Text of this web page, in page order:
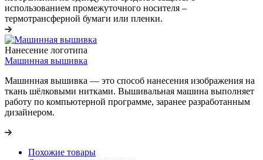
использованием промежуточного носителя –
термотрансферной бумаги или пленки.
Нанесение логотипа
Машинная вышивка
Машинная вышивка — это способ нанесения изображения на
ткань шёлковыми нитками. Вышивальная машина выполняет
работу по компьютерной программе, заранее разработанным
дизайнером.
Похожие товары